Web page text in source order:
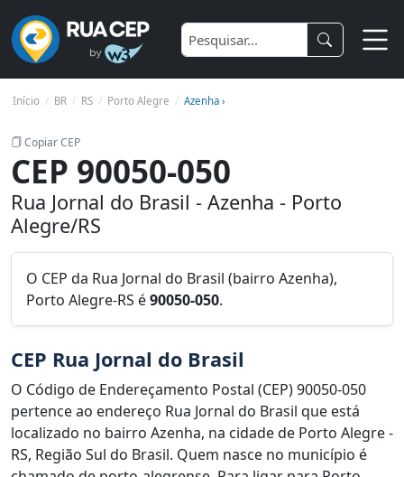
Início BR RS Porto Alegre Azenha ›
Copiar CEP
CEP 90050-050
Rua Jornal do Brasil - Azenha - Porto
Alegre/RS
O CEP da Rua Jornal do Brasil (bairro Azenha),
Porto Alegre-RS é90050-050.
CEP Rua Jornal do Brasil
O Código de Endereçamento Postal (CEP) 90050-050
pertence ao endereço Rua Jornal do Brasil que está
localizado no bairro Azenha, na cidade de Porto Alegre -
RS, Região Sul do Brasil. Quem nasce no município é